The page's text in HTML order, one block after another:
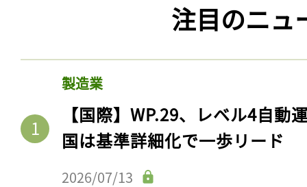
注目のニュ
製造業
【国際】WP.29、レベル4自動
国は基準詳細化で一歩リード
2026/07/13